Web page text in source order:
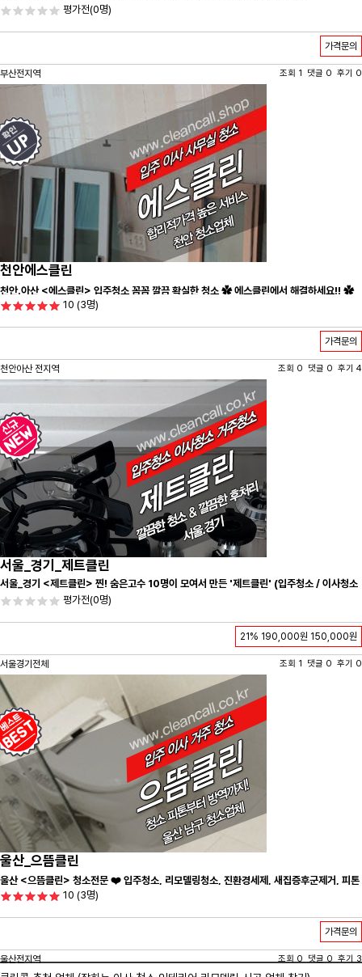
평가전(0명)
가격문의
부산전지역 조회 1 댓글 0 후기 0
천안에스클린
천안.아산 <에스클린> 입주청소 꼼꼼 깔끔 확실한 청소 ✿ 에스클린에서 해결하세요!! ✿
10 (3명)
가격문의
천안아산 전지역 조회 0 댓글 0 후기 4
서울_경기_제트클린
서울_경기 <제트클린> 찐! 숨은고수 10명이 모여서 만든 '제트클린' (입주청소 / 이사청소
/ 줄눈시공) 항상 꼼꼼하게 친절하게 응대하겠습니다^-^
평가전(0명)
21% 190,000원 150,000원
서울경기전체 조회 1 댓글 0 후기 0
울산_으뜸클린
울산 <으뜸클린> 청소전문 ❤️ 입주청소, 리모델링청소, 진환경세제, 새집증후군제거, 피톤
치드시공 전문 청소 업체 ❤️
10 (3명)
가격문의
울산전지역 조회 0 댓글 0 후기 3